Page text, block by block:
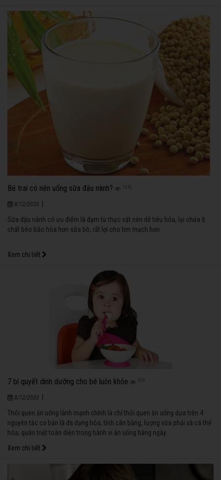
Bé trai có nên uống sữa đậu nành? 1242
8/12/2020
Sữa đậu nành có ưu điểm là đạm từ thực vật nên dễ tiêu hóa, lại chứa ít
chất béo bão hòa hơn sữa bò, rất lợi cho tim mạch hơn.
Xem chi tiết
7 bí quyết dinh dưỡng cho bé luôn khỏe 959
8/12/2020
Thói quen ăn uống lành mạnh chính là chỉ thói quen ăn uống dựa trên 4
nguyên tắc cơ bản là đa dạng hóa, tính cân bằng, lượng vừa phải và cá thể
hóa, quán triệt toàn diện trong hành vi ăn uống hằng ngày.
Xem chi tiết